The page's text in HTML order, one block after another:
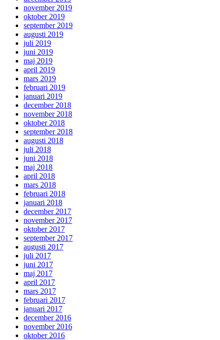
november 2019
oktober 2019
september 2019
augusti 2019
juli 2019
juni 2019
maj 2019
april 2019
mars 2019
februari 2019
januari 2019
december 2018
november 2018
oktober 2018
september 2018
augusti 2018
juli 2018
juni 2018
maj 2018
april 2018
mars 2018
februari 2018
januari 2018
december 2017
november 2017
oktober 2017
september 2017
augusti 2017
juli 2017
juni 2017
maj 2017
april 2017
mars 2017
februari 2017
januari 2017
december 2016
november 2016
oktober 2016